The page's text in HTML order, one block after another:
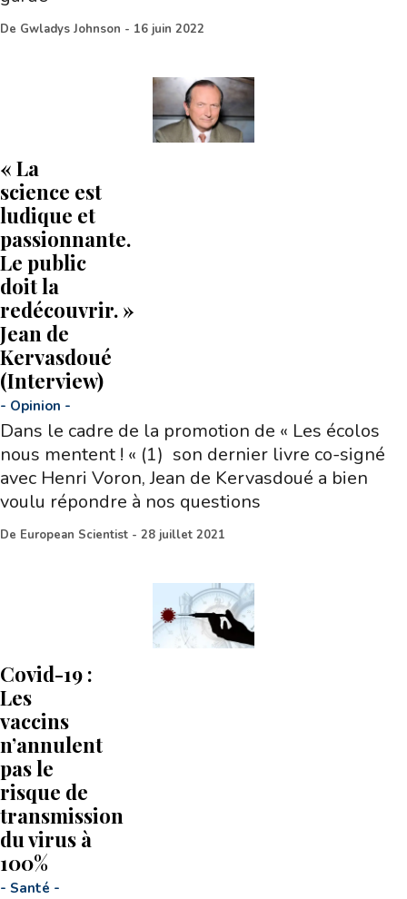
De Gwladys Johnson - 16 juin 2022
« La
science est
ludique et
passionnante.
Le public
doit la
redécouvrir. »
Jean de
Kervasdoué
(Interview)
- Opinion -
Dans le cadre de la promotion de « Les écolos
nous mentent ! « (1) son dernier livre co-signé
avec Henri Voron, Jean de Kervasdoué a bien
voulu répondre à nos questions
De European Scientist - 28 juillet 2021
Covid-19 :
Les
vaccins
n’annulent
pas le
risque de
transmission
du virus à
100%
- Santé -